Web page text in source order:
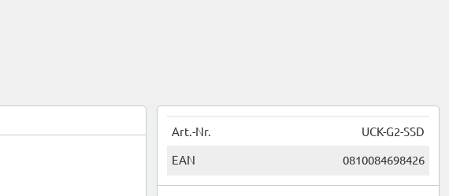
Art.-Nr.
UCK-G2-SSD
EAN
0810084698426